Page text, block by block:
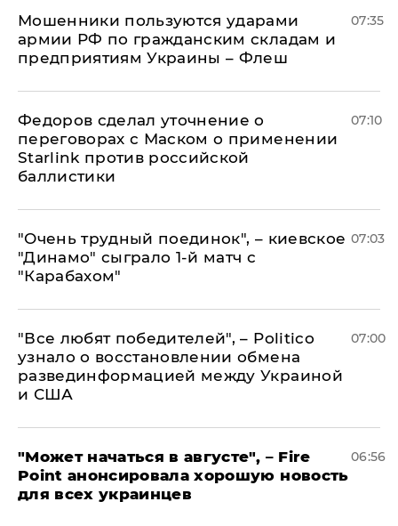
Мошенники пользуются ударами
армии РФ по гражданским складам и
предприятиям Украины – Флеш
07:35
Федоров сделал уточнение о
переговорах с Маском о применении
Starlink против российской
баллистики
07:10
"Очень трудный поединок", – киевское
"Динамо" сыграло 1-й матч с
"Карабахом"
07:03
​"Все любят победителей", – Politico
узнало о восстановлении обмена
развединформацией между Украиной
и США
07:00
"Может начаться в августе", – Fire
Point анонсировала хорошую новость
для всех украинцев
06:56